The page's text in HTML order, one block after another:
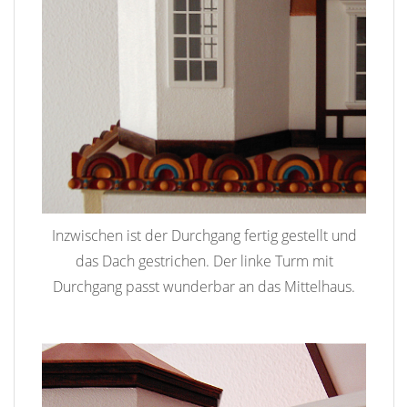
Inzwischen ist der Durchgang fertig gestellt und
das Dach gestrichen. Der linke Turm mit
Durchgang passt wunderbar an das Mittelhaus.